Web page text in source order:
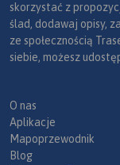
skorzystać z
ślad, dodawaj opisy,
ze społecznością
siebie, możesz
O nas
Aplikacje
Mapoprzewodnik
Blog